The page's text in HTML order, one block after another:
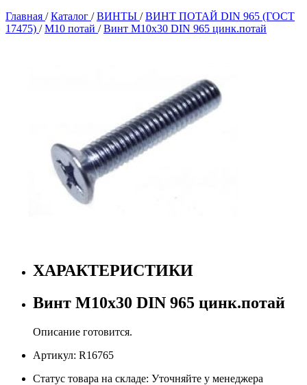
Главная /Каталог /ВИНТЫ /ВИНТ ПОТАЙ DIN 965 (ГОСТ
17475) /М10 потай /Винт М10х30 DIN 965 цинк.потай
ХАРАКТЕРИСТИКИ
Винт М10х30 DIN 965 цинк.потай
Описание готовится.
Артикул: R16765
Статус товара на складе: Уточняйте у менеджера